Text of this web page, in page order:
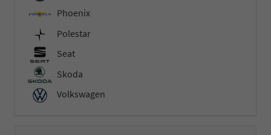
Phoenix
Polestar
Seat
Skoda
Volkswagen